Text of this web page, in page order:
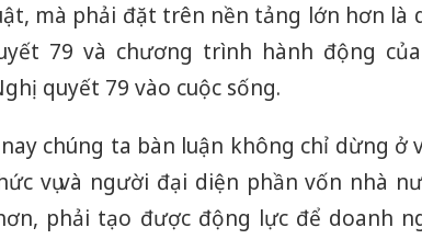
mà phải đặt trên nền tảng lớn hơn là
79 và chương trình hành động
quyết 79 vào cuộc sống.
nay chúng ta bàn luận không chỉ dừng ở
vụ và người đại diện phần vốn nhà
phải tạo được động lực để doanh